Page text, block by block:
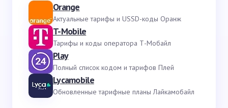
Orange
Актуальные тарифы и USSD-коды Оранж
T-Mobile
Тарифы и коды оператора Т-Мобайл
Play
Полный список кодом и тарифов Плей
Lycamobile
Обновленные тарифные планы Лайкамобайл